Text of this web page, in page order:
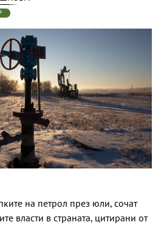
на петрол през юли, сочат
власти в страната, цитирани от